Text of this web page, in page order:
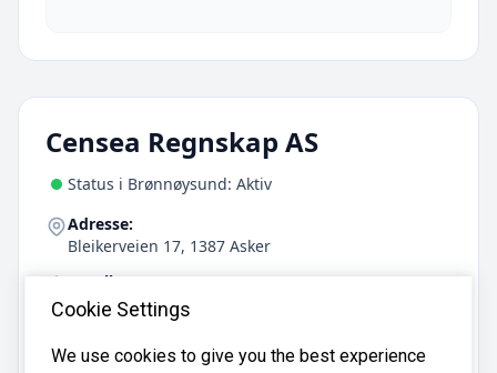
Censea Regnskap AS
Status i Brønnøysund: Aktiv
Adresse:
Bleikerveien 17, 1387 Asker
Antall ansatte:
13
Cookie Settings
We use cookies to give you the best experience